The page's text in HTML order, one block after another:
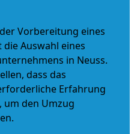
Vorbereitung eines
Auswahl eines
in Neuss.
dass das
Erfahrung
den Umzug